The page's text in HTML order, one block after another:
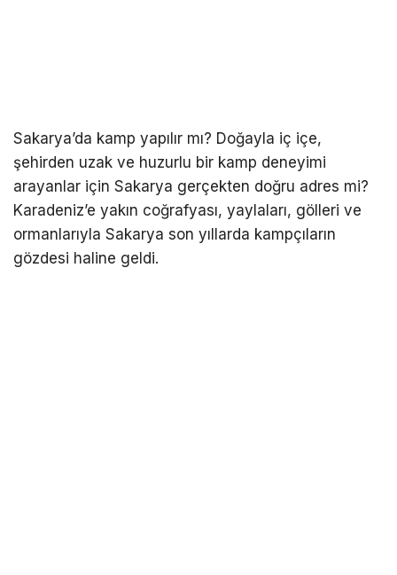
Sakarya’da kamp yapılır mı? Doğayla iç içe,
şehirden uzak ve huzurlu bir kamp deneyimi
arayanlar için Sakarya gerçekten doğru adres mi?
Karadeniz’e yakın coğrafyası, yaylaları, gölleri ve
ormanlarıyla Sakarya son yıllarda kampçıların
gözdesi haline geldi.